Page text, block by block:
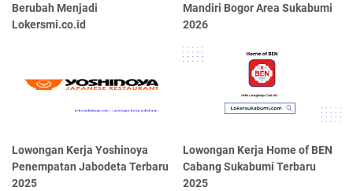
Berubah Menjadi
Lokersmi.co.id
Mandiri Bogor Area Sukabumi
2026
Lowongan Kerja Yoshinoya
Penempatan Jabodeta Terbaru
2025
Lowongan Kerja Home of BEN
Cabang Sukabumi Terbaru
2025